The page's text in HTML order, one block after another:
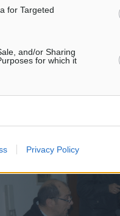
for Targeted
and/or Sharing
for which it
Privacy Policy
από την ΕΠΣΔ
πρωταθλήματος στον
Τα παιχνίδια θα